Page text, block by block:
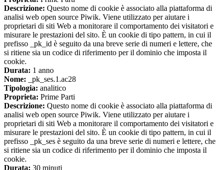
Descrizione: Questo nome di cookie è associato alla piattaforma di
analisi web open source Piwik. Viene utilizzato per aiutare i
proprietari di siti Web a monitorare il comportamento dei visitatori e
misurare le prestazioni del sito. È un cookie di tipo pattern, in cui il
prefisso _pk_id è seguito da una breve serie di numeri e lettere, che
si ritiene sia un codice di riferimento per il dominio che imposta il
cookie.
Durata: 1 anno
Nome: _pk_ses.1.ac28
Tipologia: analitico
Proprieta: Prime Parti
Descrizione: Questo nome di cookie è associato alla piattaforma di
analisi web open source Piwik. Viene utilizzato per aiutare i
proprietari di siti Web a monitorare il comportamento dei visitatori e
misurare le prestazioni del sito. È un cookie di tipo pattern, in cui il
prefisso _pk_ses è seguito da una breve serie di numeri e lettere, che
si ritiene sia un codice di riferimento per il dominio che imposta il
cookie.
Durata: 30 minuti